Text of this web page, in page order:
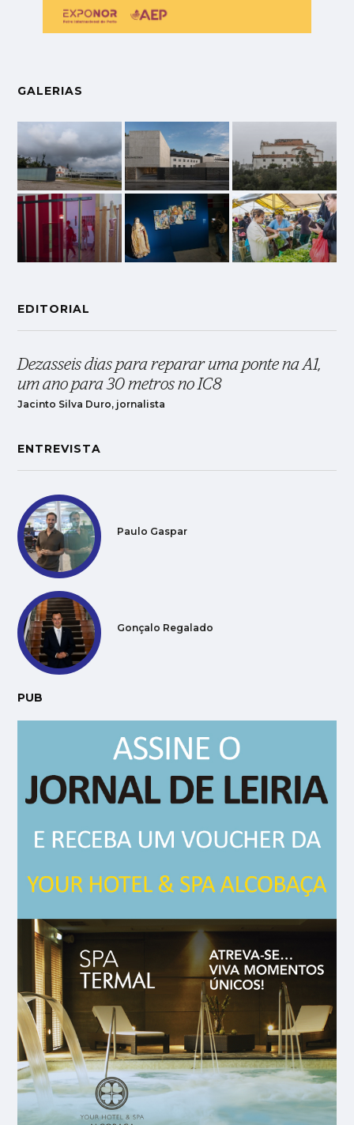
GALERIAS
EDITORIAL
Dezasseis dias para reparar uma ponte na A1,
um ano para 30 metros no IC8
Jacinto Silva Duro, jornalista
ENTREVISTA
Paulo Gaspar
Gonçalo Regalado
PUB